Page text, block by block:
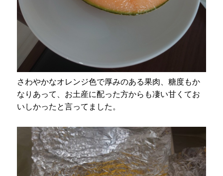
さわやかなオレンジ色で厚みのある果肉、糖度もか
なりあって、お土産に配った方からも凄い甘くてお
いしかったと言ってました。